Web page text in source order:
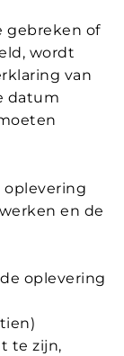
gebreken of
wordt
van
datum
oplevering
en de
oplevering
te zijn,